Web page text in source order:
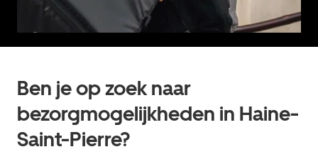
Ben je op zoek naar
bezorgmogelijkheden in Haine-
Saint-Pierre?